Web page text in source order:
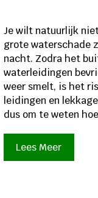
Je wilt natuurlijk
grote waterschade
nacht. Zodra het
waterleidingen
weer smelt, is het
leidingen en
dus om te weten
Lees Meer